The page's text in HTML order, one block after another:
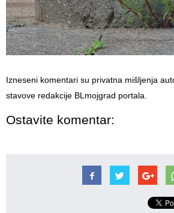
Izneseni komentari su privatna mišljenja
stavove redakcije BLmojgrad portala.
Ostavite komentar: